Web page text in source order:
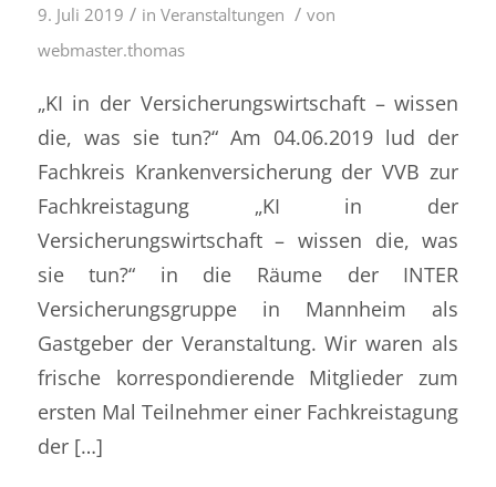
9. Juli 2019 / in Veranstaltungen / von
webmaster.thomas
„KI in der Versicherungswirtschaft – wissen
die, was sie tun?“ Am 04.06.2019 lud der
Fachkreis Krankenversicherung der VVB zur
Fachkreistagung „KI in der
Versicherungswirtschaft – wissen die, was
sie tun?“ in die Räume der INTER
Versicherungsgruppe in Mannheim als
Gastgeber der Veranstaltung. Wir waren als
frische korrespondierende Mitglieder zum
ersten Mal Teilnehmer einer Fachkreistagung
der […]